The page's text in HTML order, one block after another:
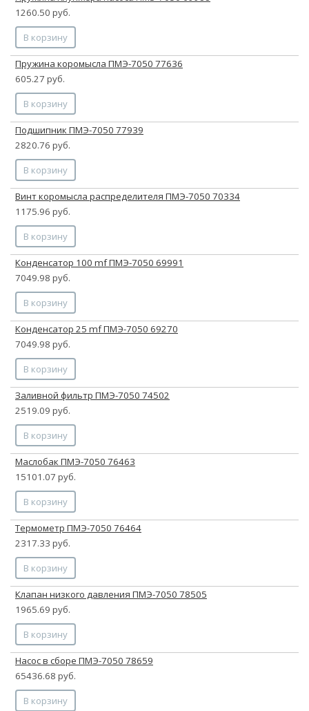
1260.50 руб.
В корзину
Пружина коромысла ПМЭ-7050 77636
605.27 руб.
В корзину
Подшипник ПМЭ-7050 77939
2820.76 руб.
В корзину
Винт коромысла распределителя ПМЭ-7050 70334
1175.96 руб.
В корзину
Конденсатор 100 mf ПМЭ-7050 69991
7049.98 руб.
В корзину
Конденсатор 25 mf ПМЭ-7050 69270
7049.98 руб.
В корзину
Заливной фильтр ПМЭ-7050 74502
2519.09 руб.
В корзину
Маслобак ПМЭ-7050 76463
15101.07 руб.
В корзину
Термометр ПМЭ-7050 76464
2317.33 руб.
В корзину
Клапан низкого давления ПМЭ-7050 78505
1965.69 руб.
В корзину
Насос в сборе ПМЭ-7050 78659
65436.68 руб.
В корзину